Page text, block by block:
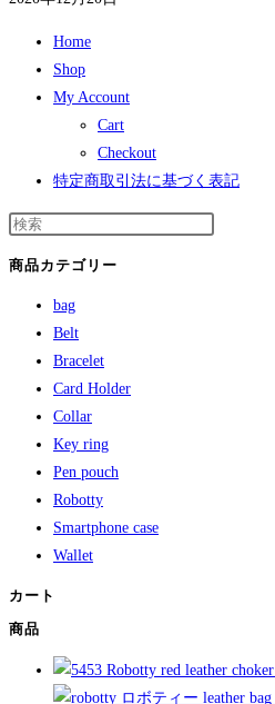
Home
Shop
My Account
Cart
Checkout
特定商取引法に基づく表記
商品カテゴリー
bag
Belt
Bracelet
Card Holder
Collar
Key ring
Pen pouch
Robotty
Smartphone case
Wallet
カート
商品
Robotty red leather choker